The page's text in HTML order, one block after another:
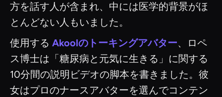
方を話す人が含まれ、中には医学的背景がほ
とんどない人もいました。
使用する Akoolのトーキングアバター、ロペ
ス博士は「糖尿病と元気に生きる」に関する
10分間の説明ビデオの脚本を書きました。彼
女はプロのナースアバターを選んでコンテン